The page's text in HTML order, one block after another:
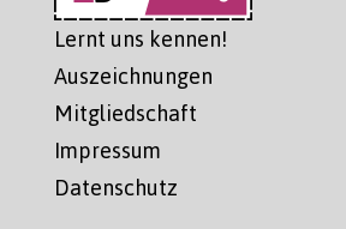
Lernt uns kennen!
Auszeichnungen
Mitgliedschaft
Impressum
Datenschutz